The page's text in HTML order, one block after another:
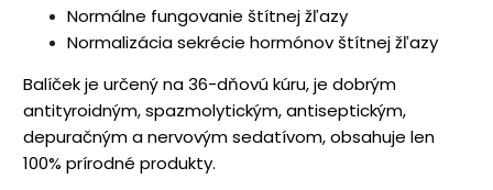
Normálne fungovanie štítnej žľazy
Normalizácia sekrécie hormónov štítnej žľazy
Balíček je určený na 36-dňovú kúru, je dobrým
antityroidným, spazmolytickým, antiseptickým,
depuračným a nervovým sedatívom, obsahuje len
100% prírodné produkty.